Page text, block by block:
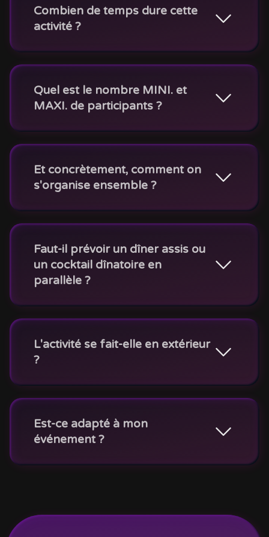
Combien de temps dure cette
activité ?
Quel est le nombre MINI. et
MAXI. de participants ?
Et concrètement, comment on
s'organise ensemble ?
Faut-il prévoir un dîner assis ou
un cocktail dînatoire en
parallèle ?
L'activité se fait-elle en extérieur
?
Est-ce adapté à mon
événement ?